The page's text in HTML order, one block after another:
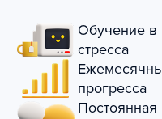
Обучение в
стресса
прогресса